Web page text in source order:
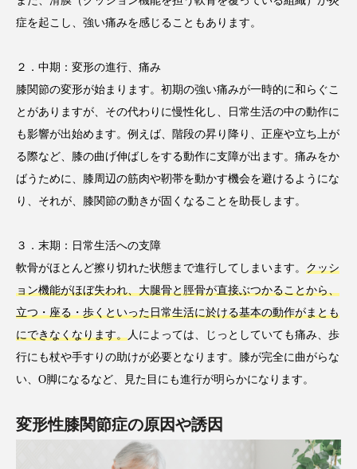
症を起こし、強い痛みを感じることもあります。
２．中期：変形の進行、痛み
膝関節の変形が始まります。初期の強い痛みが一時的に和らぐこ
とがありますが、その代わりに慢性化し、日常生活の中の動作に
も影響が出始めます。例えば、階段の昇り降り、正座や立ち上が
る際など、膝の曲げ伸ばしをする動作に支障が出ます。痛みをか
ばうために、膝周辺の筋肉や靭帯を動かす機会を避けるようにな
り、それが、膝関節の動きが固くなることを助長します。
３．末期：日常生活への支障
軟骨がほとんど擦り切れた状態まで進行してしまいます。 クッシ
ョン機能がほぼ失われ、大腿骨と脛骨が直接ぶつかることから、
立つ・座る・歩くといった日常生活に於ける基本の動作がまとも
にできなくなります。人によっては、じっとしていても痛み、歩
行にも杖や手すりの助けが必要となります。膝が完全に曲がらな
い、O脚になるなど、見た目にも進行が明らかになります。
変形性膝関節症の原因や誘因